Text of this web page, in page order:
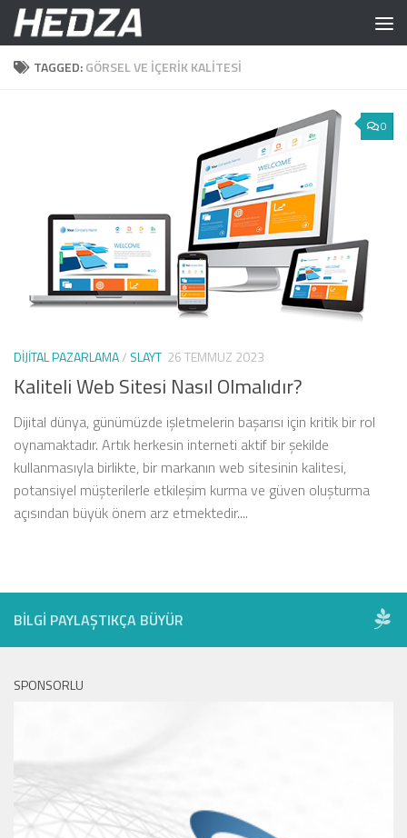
Skip to content
TAGGED:GÖRSEL VE İÇERIK KALITESI
0
DIJITAL PAZARLAMA/ SLAYT 26 TEMMUZ 2023
Kaliteli Web Sitesi Nasıl Olmalıdır?
Dijital dünya, günümüzde işletmelerin başarısı için kritik bir rol
oynamaktadır. Artık herkesin interneti aktif bir şekilde
kullanmasıyla birlikte, bir markanın web sitesinin kalitesi,
potansiyel müşterilerle etkileşim kurma ve güven oluşturma
açısından büyük önem arz etmektedir....
BILGI PAYLAŞTIKÇA BÜYÜR
SPONSORLU